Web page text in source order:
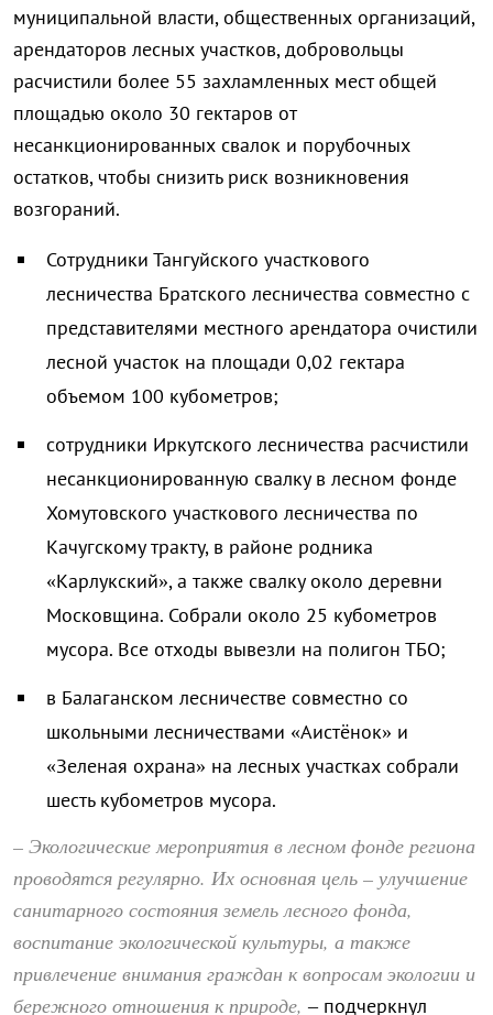
муниципальной власти, общественных организаций,
арендаторов лесных участков, добровольцы
расчистили более 55 захламленных мест общей
площадью около 30 гектаров от
несанкционированных свалок и порубочных
остатков, чтобы снизить риск возникновения
возгораний.
Сотрудники Тангуйского участкового
лесничества Братского лесничества совместно с
представителями местного арендатора очистили
лесной участок на площади 0,02 гектара
объемом 100 кубометров;
сотрудники Иркутского лесничества расчистили
несанкционированную свалку в лесном фонде
Хомутовского участкового лесничества по
Качугскому тракту, в районе родника
«Карлукский», а также свалку около деревни
Московщина. Собрали около 25 кубометров
мусора. Все отходы вывезли на полигон ТБО;
в Балаганском лесничестве совместно со
школьными лесничествами «Аистёнок» и
«Зеленая охрана» на лесных участках собрали
шесть кубометров мусора.
– Экологические мероприятия в лесном фонде региона
проводятся регулярно. Их основная цель – улучшение
санитарного состояния земель лесного фонда,
воспитание экологической культуры, а также
привлечение внимания граждан к вопросам экологии и
бережного отношения к природе, – подчеркнул